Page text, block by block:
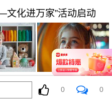
化进万家”活动启动
阅读 24474
0 0